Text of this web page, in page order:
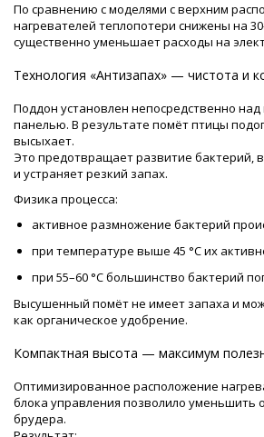
По сравнению с моделями с верхним
нагревателей теплопотери снижены на
существенно уменьшает расходы на
Технология «Антизапах» — чистота и
Поддон установлен непосредственно над
панелью. В результате помёт птицы
высыхает.
Это предотвращает развитие бактерий,
и устраняет резкий запах.
Физика процесса:
активное размножение бактерий
при температуре выше 45 °C их
при 55–60 °C большинство бактерий
Высушенный помёт не имеет запаха и
как органическое удобрение.
Компактная высота — максимум
Оптимизированное расположение
блока управления позволило уменьшить
брудера.